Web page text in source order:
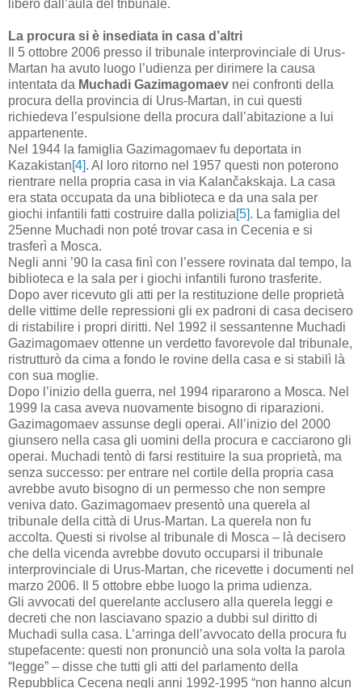
libero dall ’aula del tribunale.
La procura si è insediata in casa d’altri
Il 5 ottobre 2006 presso il tribunale interprovinciale di Urus-
Martan ha avuto luogo l’udienza per dirimere la causa
intentata da Muchadi Gazimagomaev nei confronti della
procura della provincia di Urus-Martan, in cui questi
richiedeva l’espulsione della procura dall’abitazione a lui
appartenente.
Nel 1944 la famiglia Gazimagomaev fu deportata in
Kazakistan[4]. Al loro ritorno nel 1957 questi non poterono
rientrare nella propria casa in via Kalančakskaja. La casa
era stata occupata da una biblioteca e da una sala per
giochi infantili fatti costruire dalla polizia[5]. La famiglia del
25enne Muchadi non poté trovar casa in Cecenia e si
trasferì a Mosca.
Negli anni ’90 la casa finì con l’essere rovinata dal tempo, la
biblioteca e la sala per i giochi infantili furono trasferite.
Dopo aver ricevuto gli atti per la restituzione delle proprietà
delle vittime delle repressioni gli ex padroni di casa decisero
di ristabilire i propri diritti. Nel 1992 il sessantenne Muchadi
Gazimagomaev ottenne un verdetto favorevole dal tribunale,
ristrutturò da cima a fondo le rovine della casa e si stabilì là
con sua moglie.
Dopo l’inizio della guerra, nel 1994 ripararono a Mosca. Nel
1999 la casa aveva nuovamente bisogno di riparazioni.
Gazimagomaev assunse degli operai. All’inizio del 2000
giunsero nella casa gli uomini della procura e cacciarono gli
operai. Muchadi tentò di farsi restituire la sua proprietà, ma
senza successo: per entrare nel cortile della propria casa
avrebbe avuto bisogno di un permesso che non sempre
veniva dato. Gazimagomaev presentò una querela al
tribunale della città di Urus-Martan. La querela non fu
accolta. Questi si rivolse al tribunale di Mosca – là decisero
che della vicenda avrebbe dovuto occuparsi il tribunale
interprovinciale di Urus-Martan, che ricevette i documenti nel
marzo 2006. Il 5 ottobre ebbe luogo la prima udienza.
Gli avvocati del querelante acclusero alla querela leggi e
decreti che non lasciavano spazio a dubbi sul diritto di
Muchadi sulla casa. L’arringa dell’avvocato della procura fu
stupefacente: questi non pronunciò una sola volta la parola
“legge” – disse che tutti gli atti del parlamento della
Repubblica Cecena negli anni 1992-1995 “non hanno alcun